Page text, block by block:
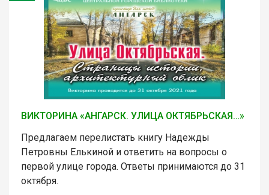
ВИКТОРИНА «АНГАРСК. УЛИЦА ОКТЯБРЬСКАЯ…»
Предлагаем перелистать книгу Надежды
Петровны Елькиной и ответить на вопросы о
первой улице города. Ответы принимаются до 31
октября.